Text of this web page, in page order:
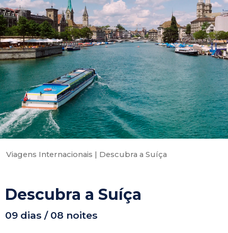
Viagens Internacionais | Descubra a Suíça
Descubra a Suíça
09 dias / 08 noites